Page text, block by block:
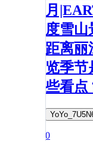
月
度雪山
距离丽
览季节
些看点
0